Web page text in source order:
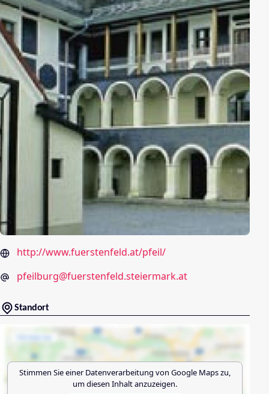
http://www.fuerstenfeld.at/pfeil/
pfeilburg@fuerstenfeld.steiermark.at
Standort
Stimmen Sie einer Datenverarbeitung von Google Mapszu,
um diesen Inhalt anzuzeigen.